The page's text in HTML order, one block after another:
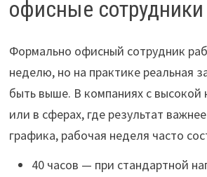
офисные сотрудники
Формально офисный сотрудник
неделю, но на практике реальная
быть выше. В компаниях с высокой
или в сферах, где результат
графика, рабочая неделя часто
40 часов — при стандартной